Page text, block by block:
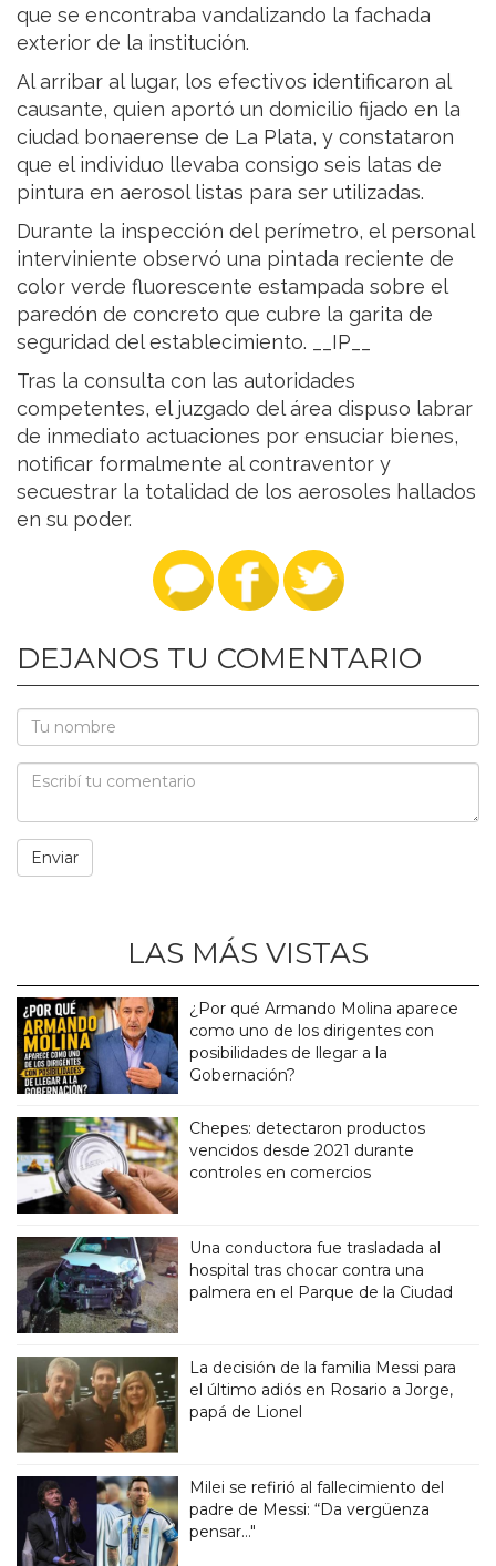
que se encontraba vandalizando la fachada
exterior de la institución.
Al arribar al lugar, los efectivos identificaron al
causante, quien aportó un domicilio fijado en la
ciudad bonaerense de La Plata, y constataron
que el individuo llevaba consigo seis latas de
pintura en aerosol listas para ser utilizadas.
Durante la inspección del perímetro, el personal
interviniente observó una pintada reciente de
color verde fluorescente estampada sobre el
paredón de concreto que cubre la garita de
seguridad del establecimiento. __IP__
Tras la consulta con las autoridades
competentes, el juzgado del área dispuso labrar
de inmediato actuaciones por ensuciar bienes,
notificar formalmente al contraventor y
secuestrar la totalidad de los aerosoles hallados
en su poder.
DEJANOS TU COMENTARIO
LAS MÁS VISTAS
¿Por qué Armando Molina aparece
como uno de los dirigentes con
posibilidades de llegar a la
Gobernación?
Chepes: detectaron productos
vencidos desde 2021 durante
controles en comercios
Una conductora fue trasladada al
hospital tras chocar contra una
palmera en el Parque de la Ciudad
La decisión de la familia Messi para
el último adiós en Rosario a Jorge,
papá de Lionel
Milei se refirió al fallecimiento del
padre de Messi: “Da vergüenza
pensar..."